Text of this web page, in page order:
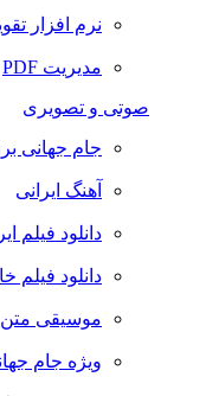
نرم افزار
مدیریت PDF
صوتی و تصویری
جام جهانی برزیل
آهنگ ایرانی
دانلود فیلم
دانلود فیلم
موسیقی متن
ویژه جام جهانی 2018